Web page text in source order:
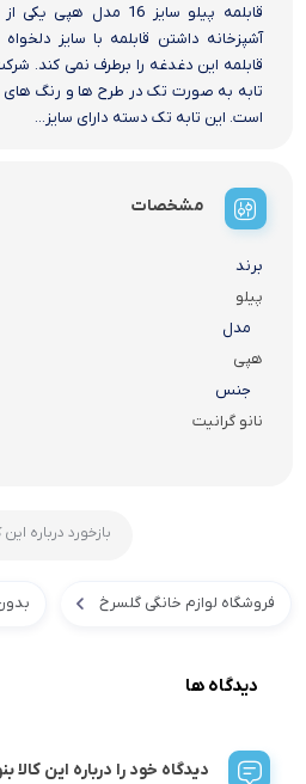
قابلمه پیلو سایز 16
آشپزخانه داشتن قابلمه با سایز
قابلمه این دغدغه را برطرف نمی کند.
تابه به صورت تک در طرح ها و رنگ
است. این تابه تک دسته دارای سایز...
مشخصات
برند
پیلو
مدل
هپی
جنس
نانو گرانیت
بازخورد درباره این
فروشگاه لوازم خانگی گلسرخ
دیدگاه ها
دیدگاه خود را درباره این کالا